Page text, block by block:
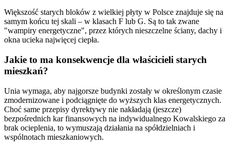
Większość starych bloków z wielkiej płyty w Polsce znajduje się na
samym końcu tej skali – w klasach F lub G. Są to tak zwane
"wampiry energetyczne", przez których nieszczelne ściany, dachy i
okna ucieka najwięcej ciepła.
Jakie to ma konsekwencje dla właścicieli starych
mieszkań?
Unia wymaga, aby najgorsze budynki zostały w określonym czasie
zmodernizowane i podciągnięte do wyższych klas energetycznych.
Choć same przepisy dyrektywy nie nakładają (jeszcze)
bezpośrednich kar finansowych na indywidualnego Kowalskiego za
brak ocieplenia, to wymuszają działania na spółdzielniach i
wspólnotach mieszkaniowych.